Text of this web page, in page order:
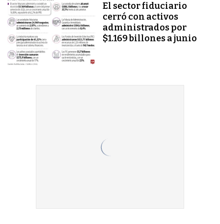
El sector fiduciario
cerró con activos
administrados por
$1.169 billones a junio